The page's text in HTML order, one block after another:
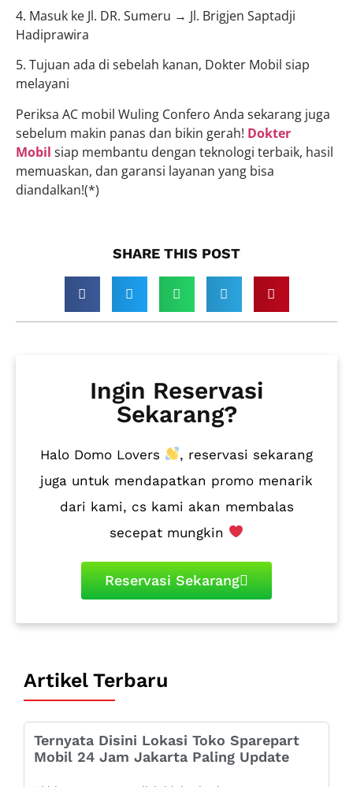
4. Masuk ke Jl. DR. Sumeru → Jl. Brigjen Saptadji
Hadiprawira
5. Tujuan ada di sebelah kanan, Dokter Mobil siap
melayani
Periksa AC mobil Wuling Confero Anda sekarang juga
sebelum makin panas dan bikin gerah! Dokter
Mobil siap membantu dengan teknologi terbaik, hasil
memuaskan, dan garansi layanan yang bisa
diandalkan!(*)
SHARE THIS POST​
Ingin Reservasi
Sekarang?
Halo Domo Lovers
, reservasi sekarang
juga untuk mendapatkan promo menarik
dari kami, cs kami akan membalas
secepat mungkin
Reservasi Sekarang
Artikel Terbaru
Ternyata Disini Lokasi Toko Sparepart
Mobil 24 Jam Jakarta Paling Update